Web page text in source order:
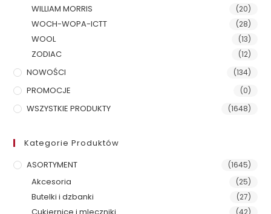
WILLIAM MORRIS (20)
WOCH-WOPA-ICTT (28)
WOOL (13)
ZODIAC (12)
NOWOŚCI (134)
PROMOCJE (0)
WSZYSTKIE PRODUKTY (1648)
Kategorie Produktów
ASORTYMENT
(1645)
Akcesoria (25)
Butelki i dzbanki (27)